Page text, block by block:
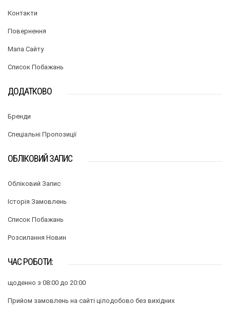
Контакти
Повернення
Мапа Сайту
Список Побажань
ДОДАТКОВО
Бренди
Спеціальні Пропозиції
ОБЛІКОВИЙ ЗАПИС
Обліковий Запис
Історія Замовлень
Список Побажань
Розсилання Новин
ЧАС РОБОТИ:
щоденно з 08:00 до 20:00
Прийом замовлень на сайті цілодобово без вихідних